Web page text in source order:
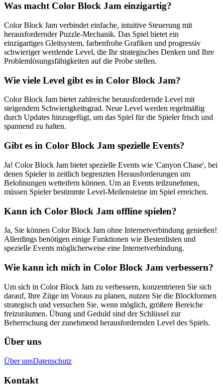
Was macht Color Block Jam einzigartig?
Color Block Jam verbindet einfache, intuitive Steuerung mit
herausfordernder Puzzle-Mechanik. Das Spiel bietet ein
einzigartiges Gleitsystem, farbenfrohe Grafiken und progressiv
schwieriger werdende Level, die Ihr strategisches Denken und Ihre
Problemlösungsfähigkeiten auf die Probe stellen.
Wie viele Level gibt es in Color Block Jam?
Color Block Jam bietet zahlreiche herausfordernde Level mit
steigendem Schwierigkeitsgrad. Neue Level werden regelmäßig
durch Updates hinzugefügt, um das Spiel für die Spieler frisch und
spannend zu halten.
Gibt es in Color Block Jam spezielle Events?
Ja! Color Block Jam bietet spezielle Events wie 'Canyon Chase', bei
denen Spieler in zeitlich begrenzten Herausforderungen um
Belohnungen wetteifern können. Um an Events teilzunehmen,
müssen Spieler bestimmte Level-Meilensteine im Spiel erreichen.
Kann ich Color Block Jam offline spielen?
Ja, Sie können Color Block Jam ohne Internetverbindung genießen!
Allerdings benötigen einige Funktionen wie Bestenlisten und
spezielle Events möglicherweise eine Internetverbindung.
Wie kann ich mich in Color Block Jam verbessern?
Um sich in Color Block Jam zu verbessern, konzentrieren Sie sich
darauf, Ihre Züge im Voraus zu planen, nutzen Sie die Blockformen
strategisch und versuchen Sie, wenn möglich, größere Bereiche
freizuräumen. Übung und Geduld sind der Schlüssel zur
Beherrschung der zunehmend herausfordernden Level des Spiels.
Über uns
Über unsDatenschutz
Kontakt